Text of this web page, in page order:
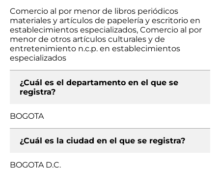
Comercio al por menor de libros periódicos
materiales y artículos de papelería y escritorio en
establecimientos especializados, Comercio al por
menor de otros artículos culturales y de
entretenimiento n.c.p. en establecimientos
especializados
¿Cuál es el departamento en el que se
registra?
BOGOTA
¿Cuál es la ciudad en el que se registra?
BOGOTA D.C.